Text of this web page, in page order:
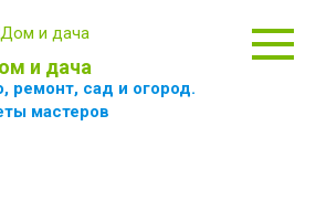
и дача
ремонт, сад и огород.
мастеров